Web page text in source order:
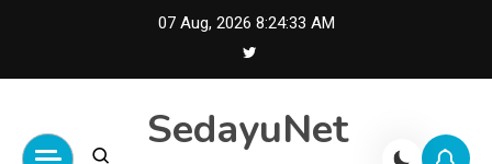
07 Aug, 2026 8:24:34 AM
SedayuNet